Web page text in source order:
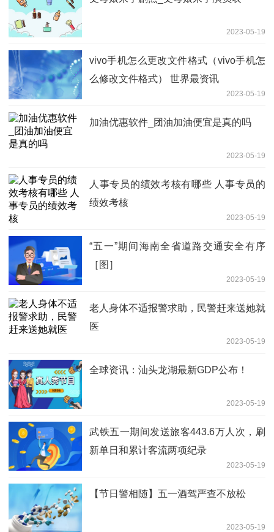
2023-05-19
vivo手机怎么更改文件格式（vivo手机怎
么修改文件格式） 世界最资讯
2023-05-19
加油优惠软件_团油加油便宜是真的吗
2023-05-19
人事专员的绩效考核有哪些 人事专员的
绩效考核
2023-05-19
“五一”期间海南全省道路交通安全有序
［图］
2023-05-19
老人身体不适报警求助，民警赶来送她就
医
2023-05-19
全球资讯：汕头龙湖最新GDP公布！
2023-05-19
武铁五一期间发送旅客443.6万人次，刷
新单日和累计客流两项纪录
2023-05-19
【节日警相随】五一酒驾严查不放松
2023-05-19